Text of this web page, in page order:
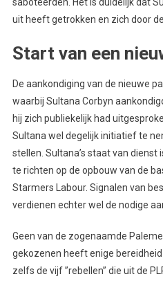
uit heeft getrokken en zich door
Start van een
De aankondiging van de nieuwe
waarbij Sultana Corbyn
hij zich publiekelijk had
Sultana wel degelijk initiatief te
stellen. Sultana’s staat van
te richten op de opbouw van de
Starmers Labour. Signalen van
verdienen echter wel de nodige
Geen van de zogenaamde
gekozenen heeft enige
zelfs de vijf ”rebellen” die uit de